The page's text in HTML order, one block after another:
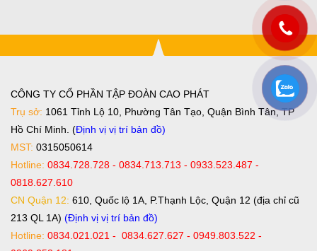
CÔNG TY CỔ PHẦN TẬP ĐOÀN CAO PHÁT
Trụ sở: 1061 Tỉnh Lộ 10, Phường Tân Tạo, Quận Bình Tân, TP
Hồ Chí Minh. (Định vị vị trí bản đồ)
MST: 0315050614
Hotline: 0834.728.728 - 0834.713.713 - 0933.523.487 -
0818.627.610
CN Quận 12: 610, Quốc lộ 1A, P.Thạnh Lộc, Quận 12 (địa chỉ cũ
213 QL 1A) (Định vị vị trí bản đồ)
Hotline: 0834.021.021 - 0834.627.627 - 0949.803.522 -